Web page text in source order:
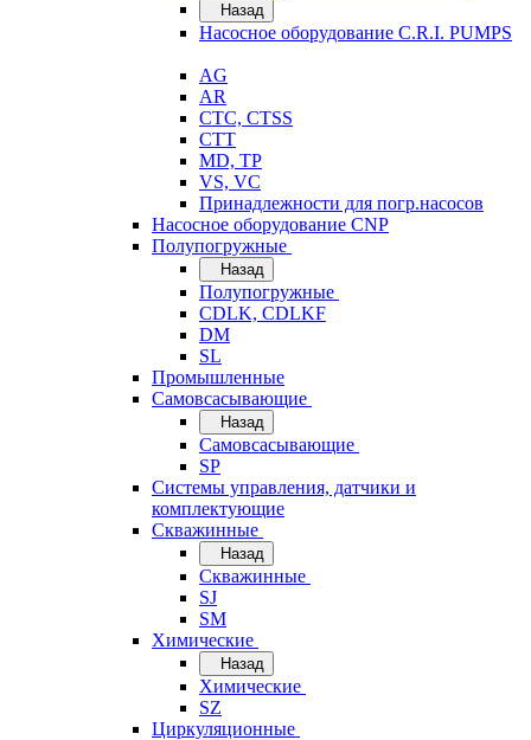
Назад
Насосное оборудование C.R.I. PUMPS
AG
AR
CTC, CTSS
CTT
MD, TP
VS, VC
Принадлежности для погр.насосов
Насосное оборудование CNP
Полупогружные
Назад
Полупогружные
CDLK, CDLKF
DM
SL
Промышленные
Самовсасывающие
Назад
Самовсасывающие
SP
Системы управления, датчики и
комплектующие
Скважинные
Назад
Скважинные
SJ
SM
Химические
Назад
Химические
SZ
Циркуляционные